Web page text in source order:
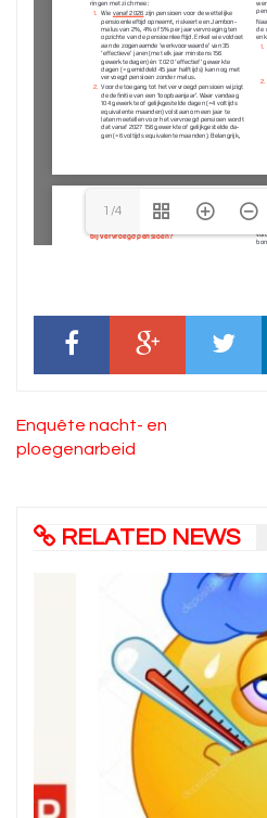
1/4
version "2.5.207".
Bericht
navigatie
Enquête nacht- en
ploegenarbeid
RELATED NEWS